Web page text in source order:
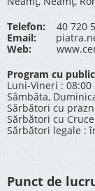
Telefon:40 720
Email:
Web:
Program cu
Luni-Vineri : 08:00
Sâmbăta,
Sărbători cu
Sărbători cu
Sărbători legale :
Punct de